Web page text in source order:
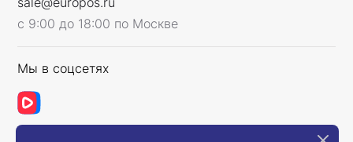
с 9:00 до 18:00 по Москве
Мы в соцсетях